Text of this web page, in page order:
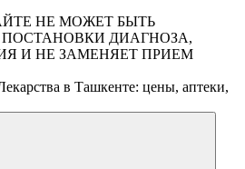
НЕ МОЖЕТ БЫТЬ
ДИАГНОЗА,
И НЕ ЗАМЕНЯЕТ ПРИЕМ
в Ташкенте: цены, аптеки,